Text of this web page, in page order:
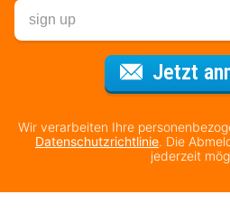
Jetzt
Wir verarbeiten Ihre
Datenschutzrichtlinie. Die
jederzeit